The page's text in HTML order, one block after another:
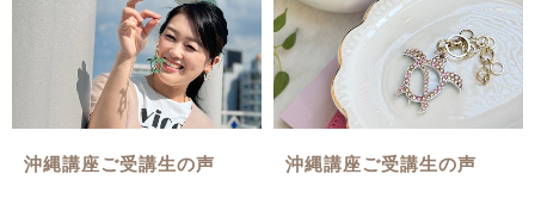
沖縄講座ご受講生の声 沖縄講座ご受講生の声